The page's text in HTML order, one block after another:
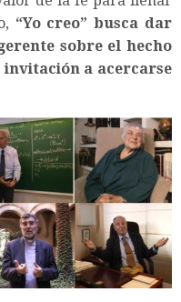
“Yo creo” busca dar
sobre el hecho
a acercarse